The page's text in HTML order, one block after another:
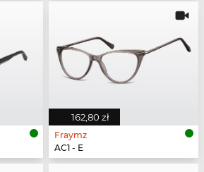
162,80 zł
Fraymz
AC1 - E